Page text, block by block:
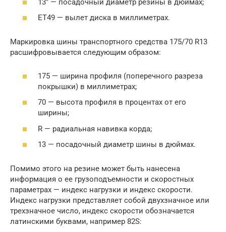
13″ — посадочный диаметр резины в дюймах;
ET49 — вылет диска в миллиметрах.
Маркировка шины транспортного средства 175/70 R13
расшифровывается следующим образом:
175 — ширина профиля (поперечного разреза
покрышки) в миллиметрах;
70 — высота профиля в процентах от его
ширины;
R — радиальная навивка корда;
13 — посадочный диаметр шины в дюймах.
Помимо этого на резине может быть нанесена
информация о ее грузоподъемности и скоростных
параметрах — индекс нагрузки и индекс скорости.
Индекс нагрузки представляет собой двухзначное или
трехзначное число, индекс скорости обозначается
латинскими буквами, например 82S: